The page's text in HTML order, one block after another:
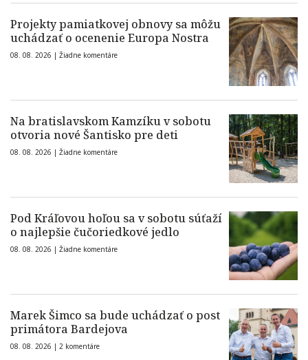
Projekty pamiatkovej obnovy sa môžu
uchádzať o ocenenie Europa Nostra
08. 08. 2026 | Žiadne komentáre
Na bratislavskom Kamzíku v sobotu
otvoria nové Šantisko pre deti
08. 08. 2026 | Žiadne komentáre
Pod Kráľovou hoľou sa v sobotu súťaží
o najlepšie čučoriedkové jedlo
08. 08. 2026 | Žiadne komentáre
Marek Šimco sa bude uchádzať o post
primátora Bardejova
08. 08. 2026 | 2 komentáre